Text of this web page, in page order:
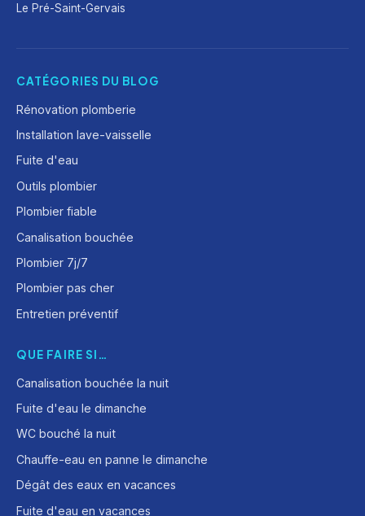
Le Pré-Saint-Gervais
CATÉGORIES DU BLOG
Rénovation plomberie
Installation lave-vaisselle
Fuite d'eau
Outils plombier
Plombier fiable
Canalisation bouchée
Plombier 7j/7
Plombier pas cher
Entretien préventif
QUE FAIRE SI…
Canalisation bouchée la nuit
Fuite d'eau le dimanche
WC bouché la nuit
Chauffe-eau en panne le dimanche
Dégât des eaux en vacances
Fuite d'eau en vacances